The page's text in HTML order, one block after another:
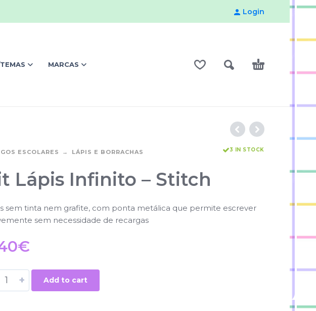
Login
MARCAS
ESCOLARES LÁPIS E BORRACHAS 3 IN STOCK
Lápis Infinito – Stitch
sem tinta nem grafite, com ponta metálica que permite escrever
sem necessidade de recargas
€
+ Add to cart